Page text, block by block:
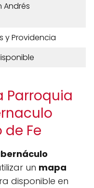
Andrés
y Providencia
Parroquia
Fe
un mapa
disponible en